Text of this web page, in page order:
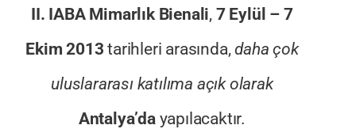
II. IABA Mimarlık Bienali, 7 Eylül – 7
Ekim 2013 tarihleri arasında,daha çok
uluslararası katılıma açık olarak
Antalya’dayapılacaktır.